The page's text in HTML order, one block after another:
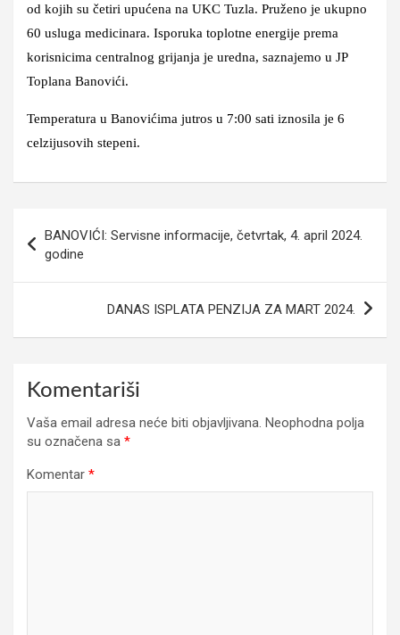
od kojih su četiri upućena na UKC Tuzla. Pruženo je ukupno
60 usluga medicinara. Isporuka toplotne energije prema
korisnicima centralnog grijanja je uredna, saznajemo u JP
Toplana Banovići.
Temperatura u Banovićima jutros u 7:00 sati iznosila je 6
celzijusovih stepeni.
članaka
BANOVIĆI: Servisne informacije, četvrtak, 4. april 2024.
godine
DANAS ISPLATA PENZIJA ZA MART 2024.
Komentariši
Vaša email adresa neće biti objavljivana. Neophodna polja
su označena sa *
Komentar *